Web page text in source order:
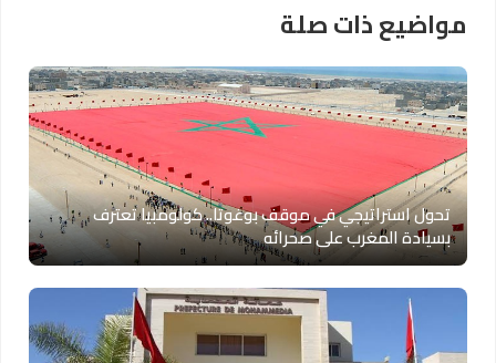
مواضيع ذات صلة
تحول استراتيجي في موقف بوغوتا.. كولومبيا تعترف
بسيادة المغرب على صحرائه